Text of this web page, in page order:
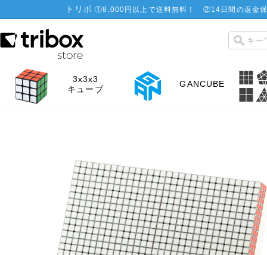
トリボ ①8,000円以上で送料無料！ ②14日間の返金
3x3x3
キューブ
GANCUBE